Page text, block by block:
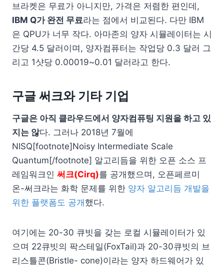
브라켓은 무료가 아니지만, 가격은 저렴한 편인데,
IBM Q가 완전 무료라는 점에서 비교된다. 다만 IBM
은 QPU가 너무 작다. 아마존의 양자 시뮬레이터는 시
간당 4.5 달러이며, 양자컴퓨터는 작업당 0.3 달러 그
리고 1샷당 0.00019~0.01 달러라고 한다.
구글 써크와 기타 기업
구글은 아직 클라우드에서 양자컴퓨팅 지원을 하고 있
지는 않다. 그러나 2018년 7월에
NISQ[footnote]Noisy Intermediate Scale
Quantum[/footnote] 알고리듬을 위한 오픈 소스 프
레임워크인 써크(Cirq)를 공개했으며, 오픈페르미
온-써크라는 화학 문제를 위한 양자 알고리듬 개발을
위한 플랫폼도 공개했다.
여기에는 20-30 큐빗을 갖는 로컬 시뮬레이터가 있
으며 22큐빗의 팍스테일(FoxTail)과 20-30큐빗의 브
리스틀콘(Bristle- cone)이라는 양자 하드웨어가 있